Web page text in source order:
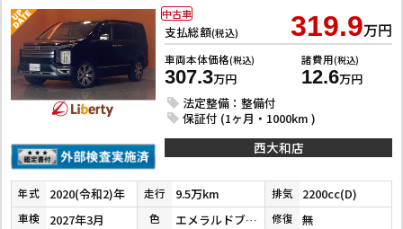
支払総額(税込) 319.9万円
車両本体価格(税込)
307.3万円
諸費用(税込)
12.6万円
法定整備：整備付
保証付 (1ヶ月・1000km )
中古車
西大和店
年式 2020(令和2)年 走行 9.5万km 排気 2200cc(D)
車検 2027年3月 色 エメラルドブラックパール／アイガーグレーメタリック 修復 無